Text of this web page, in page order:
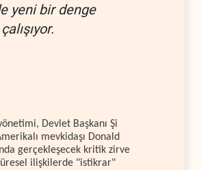
yeni bir denge
Devlet Başkanı Şi
mevkidaşı Donald
gerçekleşecek kritik zirve
ilişkilerde "istikrar"